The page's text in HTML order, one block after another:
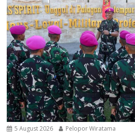
5 August 2026 Pelopor Wiratama